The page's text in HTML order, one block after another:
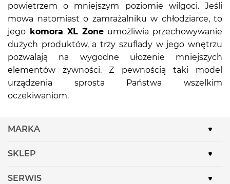
powietrzem o mniejszym poziomie wilgoci. Jeśli
mowa natomiast o zamrażalniku w chłodziarce, to
jego komora XL Zone umożliwia przechowywanie
dużych produktów, a trzy szuflady w jego wnętrzu
pozwalają na wygodne ułożenie mniejszych
elementów żywności. Z pewnością taki model
urządzenia sprosta Państwa wszelkim
oczekiwaniom.
MARKA
SKLEP
SERWIS